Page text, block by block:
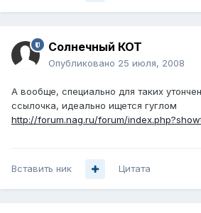
Солнечный КОТ
Опубликовано 25 июля, 2008
А вообще, специально для таких
ссылочка, идеально ищется гуглом
http://forum.nag.ru/forum/
Вставить ник Цитата